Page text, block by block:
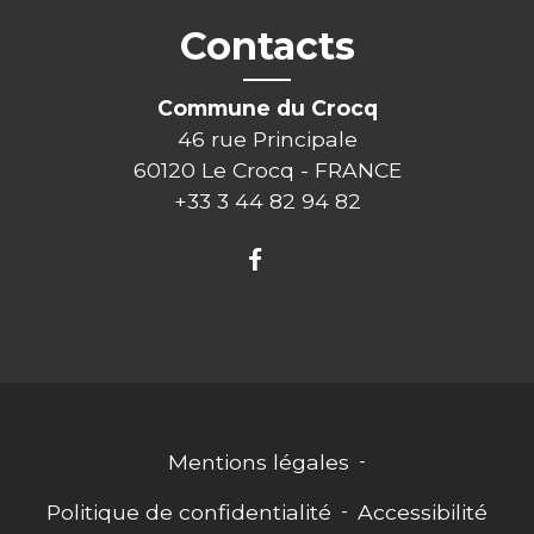
Contacts
Commune du Crocq
46 rue Principale
60120 Le Crocq - FRANCE
+33 3 44 82 94 82
Mentions légales -
Politique de confidentialité - Accessibilité